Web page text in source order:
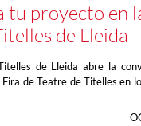
tu proyecto en
de Lleida
de Lleida abre la
de Teatre de Titelles en